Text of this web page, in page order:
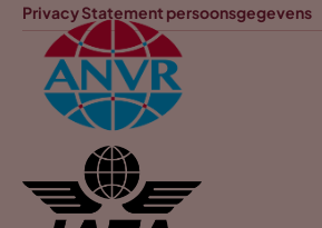
Privacy Statement persoonsgegevens